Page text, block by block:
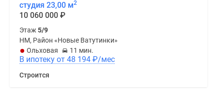
студия 23,00 м2
10 060 000 ₽
Этаж5/9
НМ, Район «Новые Ватутинки»
Ольховая
11 мин.
В ипотеку от 48 194 ₽/мес
Строится